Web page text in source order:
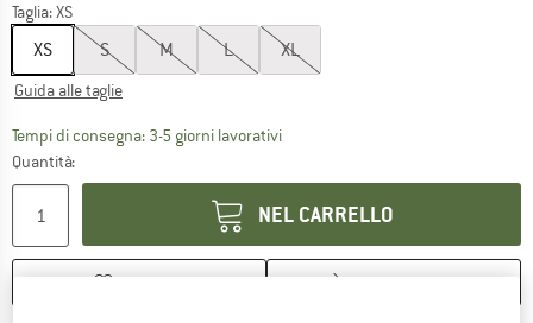
Taglia:XS
XS S M L XL
Guida alle taglie
Tempi di consegna: 3-5 giorni lavorativiIl link si apre in una casella
Quantità:
NEL CARRELLO